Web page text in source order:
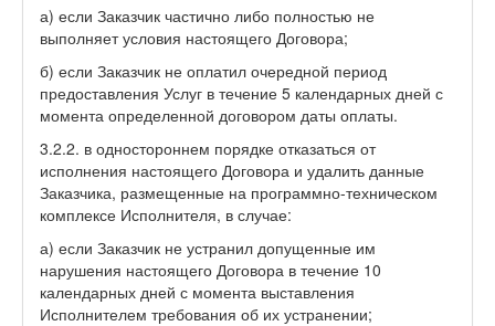
а) если Заказчик частично либо полностью не
выполняет условия настоящего Договора;
б) если Заказчик не оплатил очередной период
предоставления Услуг в течение 5 календарных дней с
момента определенной договором даты оплаты.
3.2.2. в одностороннем порядке отказаться от
исполнения настоящего Договора и удалить данные
Заказчика, размещенные на программно-техническом
комплексе Исполнителя, в случае:
а) если Заказчик не устранил допущенные им
нарушения настоящего Договора в течение 10
календарных дней с момента выставления
Исполнителем требования об их устранении;